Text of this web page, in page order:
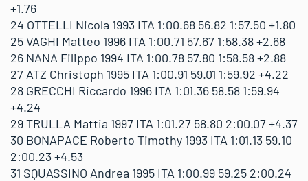
+1.76
24 OTTELLI Nicola 1993 ITA 1:00.68 56.82 1:57.50 +1.80
25 VAGHI Matteo 1996 ITA 1:00.71 57.67 1:58.38 +2.68
26 NANA Filippo 1994 ITA 1:00.78 57.80 1:58.58 +2.88
27 ATZ Christoph 1995 ITA 1:00.91 59.01 1:59.92 +4.22
28 GRECCHI Riccardo 1996 ITA 1:01.36 58.58 1:59.94
+4.24
29 TRULLA Mattia 1997 ITA 1:01.27 58.80 2:00.07 +4.37
30 BONAPACE Roberto Timothy 1993 ITA 1:01.13 59.10
2:00.23 +4.53
31 SQUASSINO Andrea 1995 ITA 1:00.99 59.25 2:00.24